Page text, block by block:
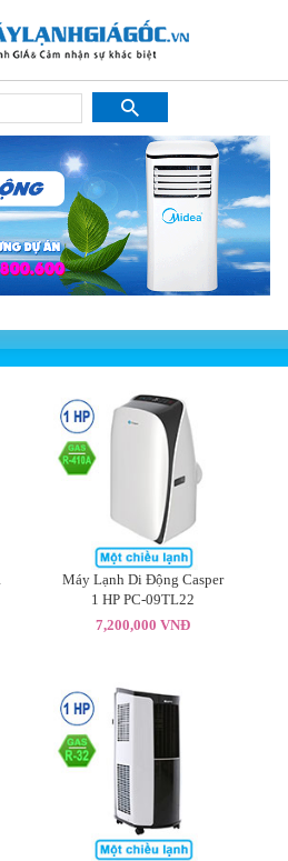
Máy Lạnh Di Động Casper
1 HP PC-09TL22
7,200,000 VNĐ